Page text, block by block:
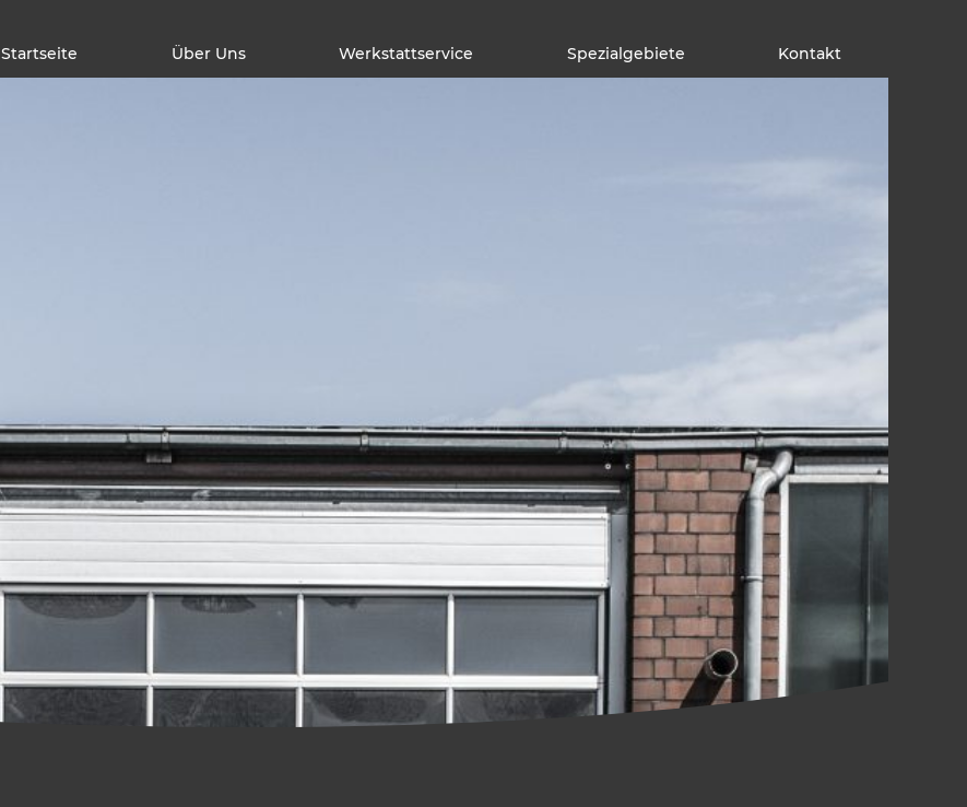
Startseite Über Uns Werkstattservice Spezialgebiete Kontakt